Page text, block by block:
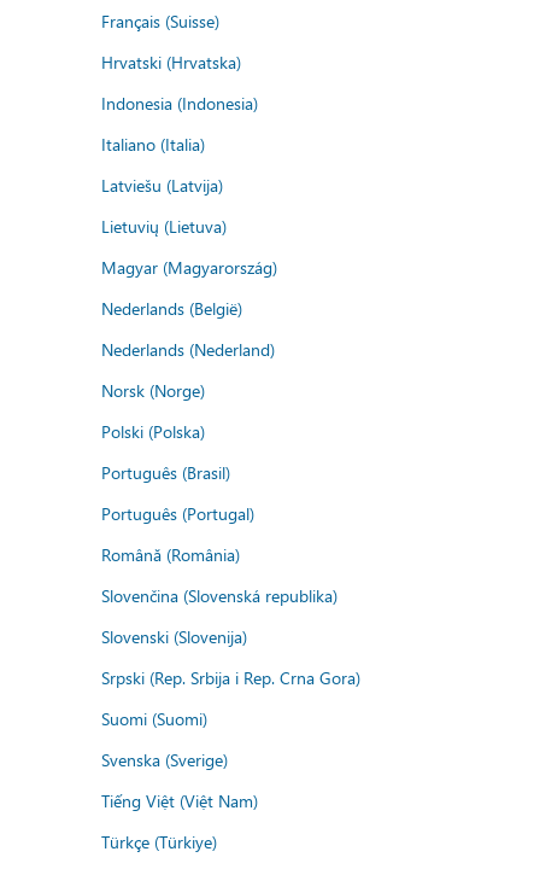
Français (Suisse)
Hrvatski (Hrvatska)
Indonesia (Indonesia)
Italiano (Italia)
Latviešu (Latvija)
Lietuvių (Lietuva)
Magyar (Magyarország)
Nederlands (België)
Nederlands (Nederland)
Norsk (Norge)
Polski (Polska)
Português (Brasil)
Português (Portugal)
Română (România)
Slovenčina (Slovenská republika)
Slovenski (Slovenija)
Srpski (Rep. Srbija i Rep. Crna Gora)
Suomi (Suomi)
Svenska (Sverige)
Tiếng Việt (Việt Nam)
Türkçe (Türkiye)